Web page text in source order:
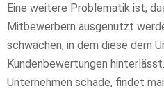
Eine weitere Problematik ist,
Mitbewerbern ausgenutzt
schwächen, in dem diese dem
Kundenbewertungen
Unternehmen schade, findet